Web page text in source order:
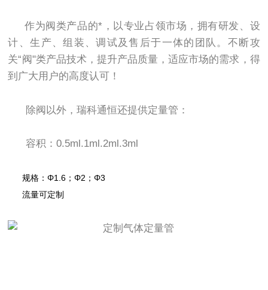
作为阀类产品的*，以专业占领市场，拥有研发、设
计、生产、组装、调试及售后于一体的团队。不断攻
关“阀"类产品技术，提升产品质量，适应市场的需求，得
到广大用户的高度认可！
除阀以外，瑞科通恒还提供定量管：
容积：0.5ml.1ml.2ml.3ml
规格：Φ1.6；Φ2；Φ3
流量可定制